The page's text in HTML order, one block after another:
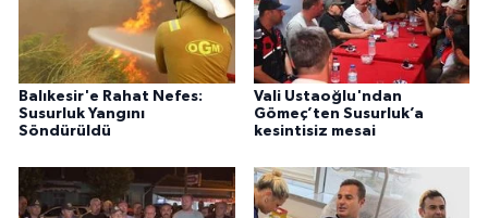
Balıkesir'e Rahat Nefes:
Susurluk Yangını
Söndürüldü
Vali Ustaoğlu'ndan
Gömeç’ten Susurluk’a
kesintisiz mesai